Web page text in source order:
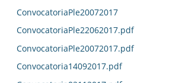
ConvocatoriaPle20072017
ConvocatoriaPle22062017.pdf
ConvocatoriaPle20072017.pdf
Convocatoria14092017.pdf